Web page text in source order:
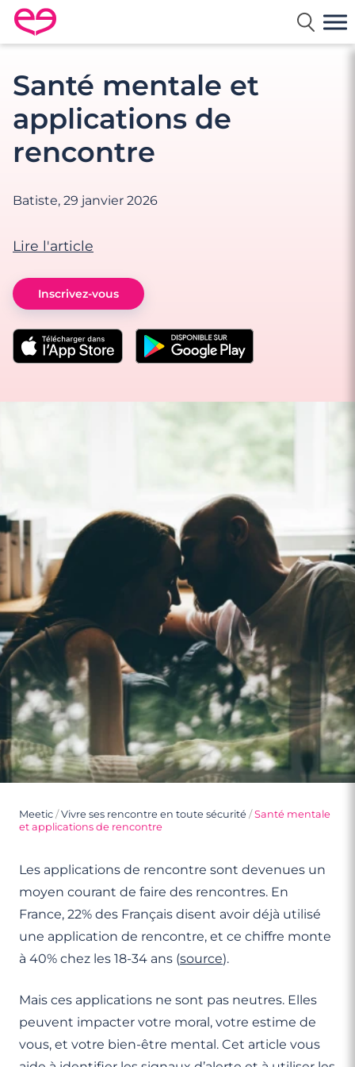
Rencontre en France avec Meetic
Santé mentale et
applications de
rencontre
Batiste, 29 janvier 2026
Lire l'article
Inscrivez-vous
Meetic /Vivre ses rencontre en toute sécurité /Santé mentale
et applications de rencontre
Les applications de rencontre sont devenues un
moyen courant de faire des rencontres. En
France, 22% des Français disent avoir déjà utilisé
une application de rencontre, et ce chiffre monte
à 40% chez les 18-34 ans (source).
Mais ces applications ne sont pas neutres. Elles
peuvent impacter votre moral, votre estime de
vous, et votre bien-être mental. Cet article vous